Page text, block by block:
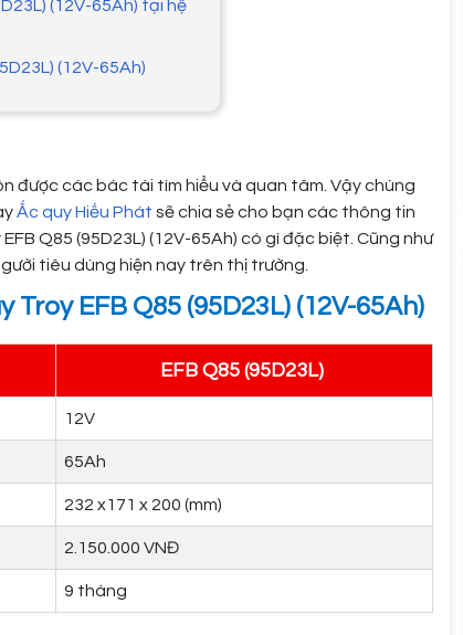
(12V-65Ah) tại hệ
(12V-65Ah)
được các bác tài tìm hiểu và quan tâm. Vậy chúng
Ắc quy Hiếu Phát sẽ chia sẻ cho bạn các thông tin
Q85 (95D23L) (12V-65Ah) có gì đặc biệt. Cũng như
tiêu dùng hiện nay trên thị trường.
EFB Q85 (95D23L) (12V-65Ah)
EFB Q85 (95D23L)
12V
65Ah
232 x171 x 200 (mm)
2.150.000 VNĐ
9 tháng